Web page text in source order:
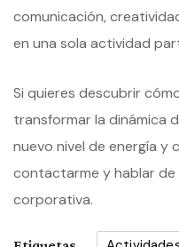
comunicación,
en una sola actividad
Si quieres descubrir
transformar la dinámica
nuevo nivel de energía y
contactarme y hablar
corporativa.